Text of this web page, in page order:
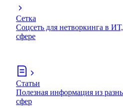
Сетка
Соцсеть для нетворкинга в
сфере
Статьи
Полезная информация из
сфер